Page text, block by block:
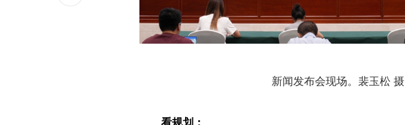
新闻发布会现场。裴玉松 摄
看规划：